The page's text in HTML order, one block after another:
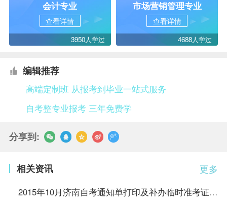
会计专业
查看详情
3950人学过
市场营销管理专业
查看详情
4688人学过
编辑推荐
高端定制班 从报考到毕业一站式服务
自考整专业报考 三年免费学
分享到:
更多
相关资讯
2015年10月济南自考通知单打印及补办临时准考证开通